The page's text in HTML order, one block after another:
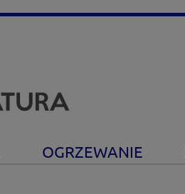
OGRZEWANIE